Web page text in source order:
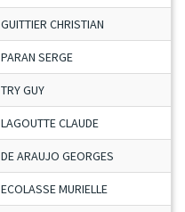
GUITTIER CHRISTIAN
PARAN SERGE
TRY GUY
LAGOUTTE CLAUDE
DE ARAUJO GEORGES
ECOLASSE MURIELLE